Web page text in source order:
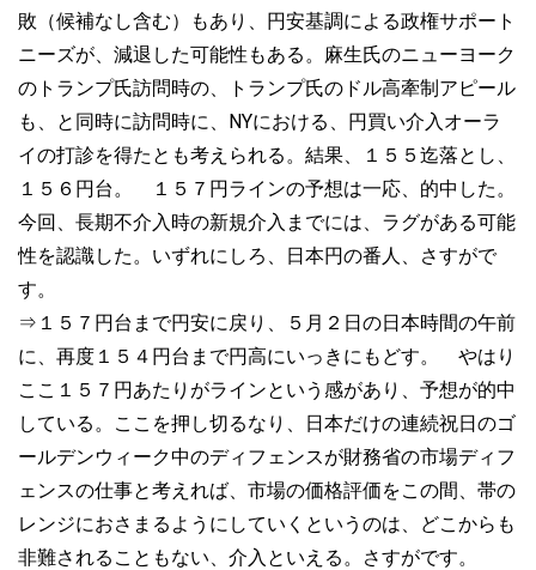
敗（候補なし含む）もあり、円安基調による政権サポート
ニーズが、減退した可能性もある。麻生氏のニューヨーク
のトランプ氏訪問時の、トランプ氏のドル高牽制アピール
も、と同時に訪問時に、NYにおける、円買い介入オーラ
イの打診を得たとも考えられる。結果、１５５迄落とし、
１５６円台。 １５７円ラインの予想は一応、的中した。
今回、長期不介入時の新規介入までには、ラグがある可能
性を認識した。いずれにしろ、日本円の番人、さすがで
す。
⇒１５７円台まで円安に戻り、５月２日の日本時間の午前
に、再度１５４円台まで円高にいっきにもどす。 やはり
ここ１５７円あたりがラインという感があり、予想が的中
している。ここを押し切るなり、日本だけの連続祝日のゴ
ールデンウィーク中のディフェンスが財務省の市場ディフ
ェンスの仕事と考えれば、市場の価格評価をこの間、帯の
レンジにおさまるようにしていくというのは、どこからも
非難されることもない、介入といえる。さすがです。